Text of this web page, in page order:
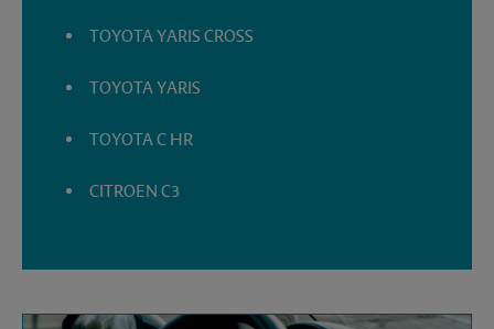
TOYOTA YARIS CROSS
TOYOTA YARIS
TOYOTA C HR
CITROEN C3